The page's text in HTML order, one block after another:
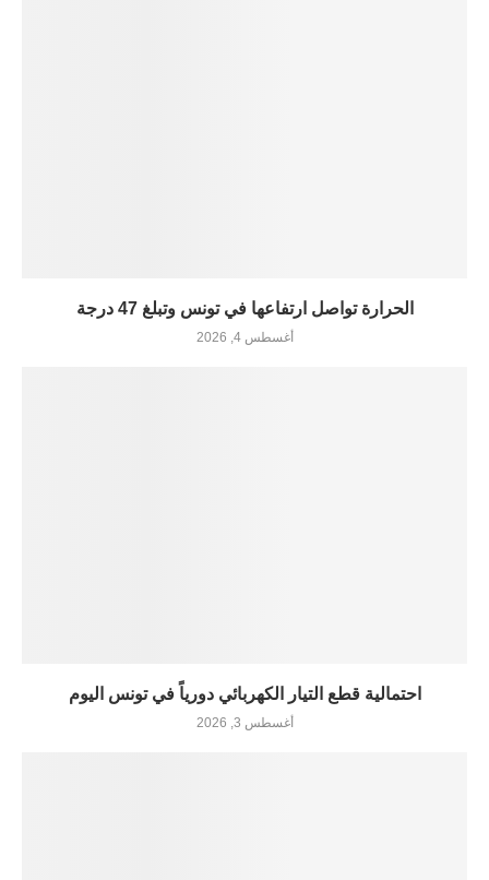
الحرارة تواصل ارتفاعها في تونس وتبلغ 47 درجة
أغسطس 4, 2026
احتمالية قطع التيار الكهربائي دورياً في تونس اليوم
أغسطس 3, 2026